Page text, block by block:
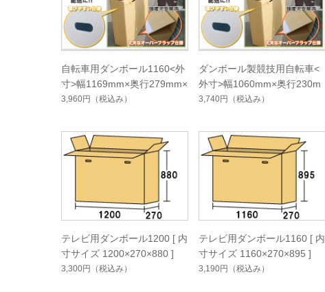
自転車用ダンボール1160<外
寸>幅1169mm×奥行279mm×
高913mm
3,960円 （税込み）
ダンボール製競技用自転車<
外寸>幅1060mm×奥行230m
m×高740mm
3,740円 （税込み）
テレビ用ダンボール1200 [ 内
寸サイズ 1200×270×880 ]
3,300円 （税込み）
テレビ用ダンボール1160 [ 内
寸サイズ 1160×270×895 ]
3,190円 （税込み）